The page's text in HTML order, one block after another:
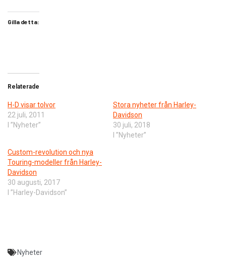
Gilla detta:
Relaterade
H-D visar tolvor
22 juli, 2011
I ”Nyheter”
Stora nyheter från Harley-
Davidson
30 juli, 2018
I ”Nyheter”
Custom-revolution och nya
Touring-modeller från Harley-
Davidson
30 augusti, 2017
I ”Harley-Davidson”
Nyheter